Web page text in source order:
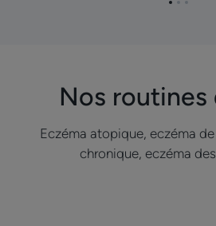
Aller
Aller
Aller
Nos routines
Eczéma atopique, eczéma
chronique, eczéma